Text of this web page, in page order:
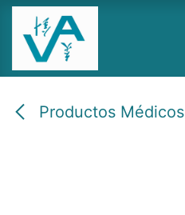
Ir al contenido
Productos Médicos